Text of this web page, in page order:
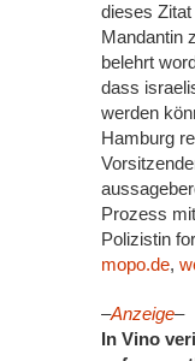
dieses
Mandantin
belehrt
dass
werden
Hamburg
Prozess
Polizistin
mopo.de,
–Anzeige–
In Vino